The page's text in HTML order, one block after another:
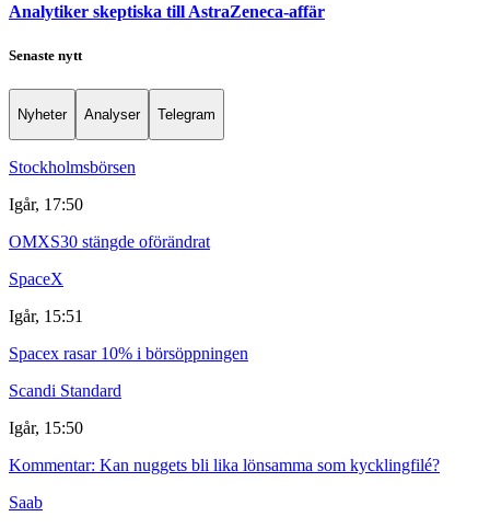
Analytiker skeptiska till AstraZeneca-affär
Senaste nytt
Nyheter Analyser Telegram
Stockholmsbörsen
Igår, 17:50
OMXS30 stängde oförändrat
SpaceX
Igår, 15:51
Spacex rasar 10% i börsöppningen
Scandi Standard
Igår, 15:50
Kommentar: Kan nuggets bli lika lönsamma som kycklingfilé?
Saab